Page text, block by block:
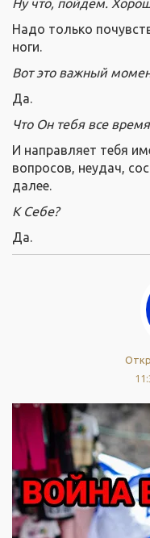
Ну что, пойдем.
Надо только
ноги.
Вот это важный
Да.
Что Он тебя все
И направляет тебя
вопросов, неудач,
далее.
К Себе?
Да.